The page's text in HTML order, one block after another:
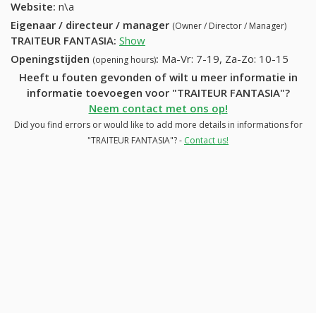
Website: n\a
Eigenaar / directeur / manager (Owner / Director / Manager)
TRAITEUR FANTASIA: Show
Openingstijden (opening hours): Ma-Vr: 7-19, Za-Zo: 10-15
Heeft u fouten gevonden of wilt u meer informatie in
informatie toevoegen voor "TRAITEUR FANTASIA"?
Neem contact met ons op!
Did you find errors or would like to add more details in informations for
"TRAITEUR FANTASIA"? - Contact us!